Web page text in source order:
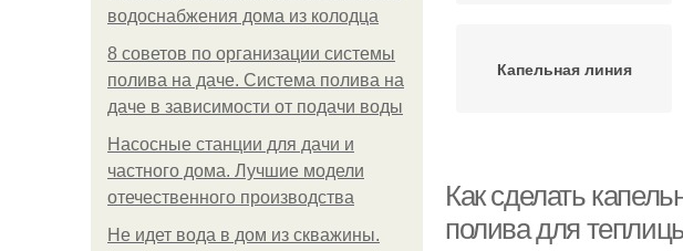
водоснабжения дома из колодца
8 советов по организации системы
полива на даче. Система полива на
даче в зависимости от подачи воды
Насосные станции для дачи и
частного дома. Лучшие модели
отечественного производства
Не идет вода в дом из скважины.
Капельная линия
Как сделать
полива для